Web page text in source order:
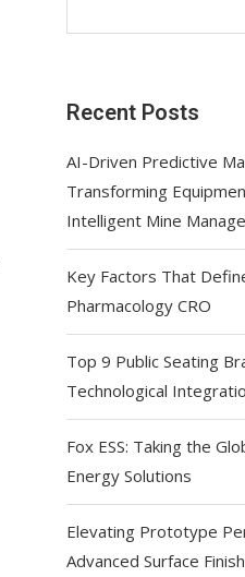
Recent Posts
AI-Driven Predictive
Transforming
Intelligent Mine
Key Factors That
Pharmacology CRO
Top 9 Public Seating
Technological
Fox ESS: Taking the
Energy Solutions
Elevating Prototype
Advanced Surface